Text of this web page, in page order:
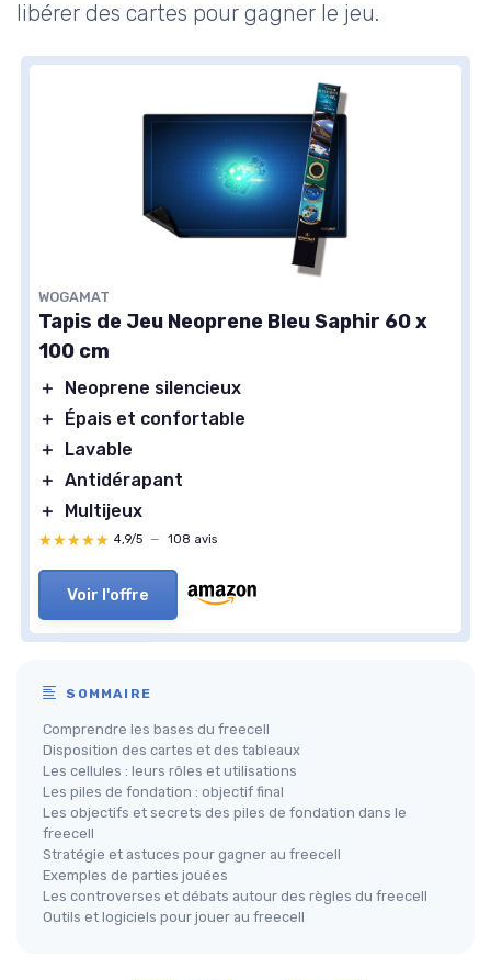
libérer des cartes pour gagner le jeu.
WOGAMAT
Tapis de Jeu Neoprene Bleu Saphir 60 x
100 cm
＋
Neoprene silencieux
＋
Épais et confortable
＋
Lavable
＋ Antidérapant
＋
Multijeux
★★★★★
★★★★★ 4,9/5 — 108 avis
Voir l'offre
SOMMAIRE
Comprendre les bases du freecell
Disposition des cartes et des tableaux
Les cellules : leurs rôles et utilisations
Les piles de fondation : objectif final
Les objectifs et secrets des piles de fondation dans le
freecell
Stratégie et astuces pour gagner au freecell
Exemples de parties jouées
Les controverses et débats autour des règles du freecell
Outils et logiciels pour jouer au freecell